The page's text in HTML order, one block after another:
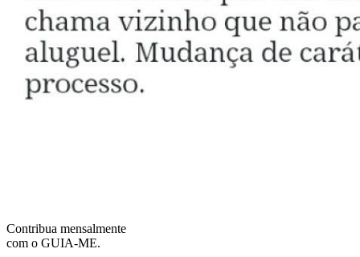
Contribua mensalmente
com o GUIA-ME.